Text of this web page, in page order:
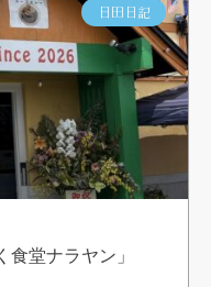
日田日記
堂ナラヤン」